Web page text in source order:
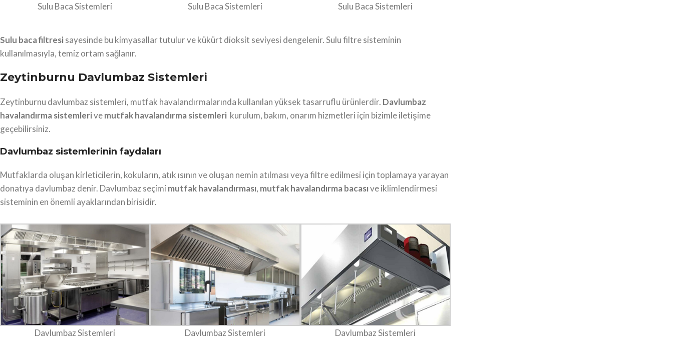
Sulu Baca Sistemleri Sulu Baca Sistemleri Sulu Baca Sistemleri
Sulu baca filtresisayesinde bu kimyasallar tutulur ve kükürt dioksit seviyesi dengelenir. Sulu filtre sisteminin
kullanılmasıyla, temiz ortam sağlanır.
Zeytinburnu Davlumbaz Sistemleri
Zeytinburnu davlumbaz sistemleri, mutfak havalandırmalarında kullanılan yüksek tasarruflu ürünlerdir. Davlumbaz
havalandırma sistemlerivemutfak havalandırma sistemleri kurulum, bakım, onarım hizmetleri için bizimle iletişime
geçebilirsiniz.
Davlumbaz sistemlerinin faydaları
Mutfaklarda oluşan kirleticilerin, kokuların, atık ısının ve oluşan nemin atılması veya filtre edilmesi için toplamaya yarayan
donatıya davlumbaz denir. Davlumbaz seçimi mutfak havalandırması, mutfak havalandırma bacasıve iklimlendirmesi
sisteminin en önemli ayaklarından birisidir.
Davlumbaz Sistemleri Davlumbaz Sistemleri Davlumbaz Sistemleri